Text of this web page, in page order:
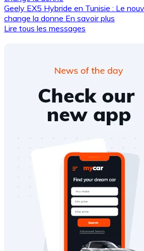
Geely EX5 Hybride en Tunisie : Le
change la donne En savoir plus
Lire tous les messages